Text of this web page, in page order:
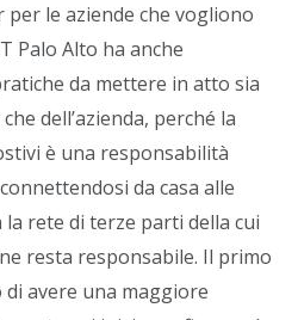
le aziende che vogliono
Palo Alto ha anche
da mettere in atto sia
dell’azienda, perché la
è una responsabilità
da casa alle
rete di terze parti della cui
resta responsabile. Il primo
avere una maggiore